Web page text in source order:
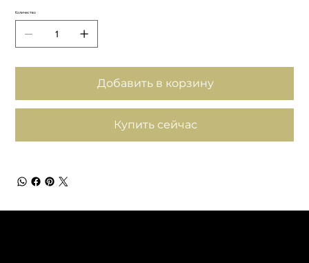
Количество
Добавить в корзину
Купить сейчас